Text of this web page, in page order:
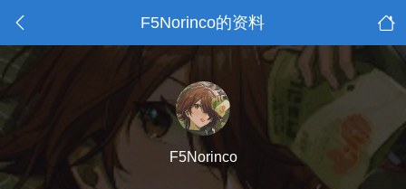
F5Norinco的资料
F5Norinco